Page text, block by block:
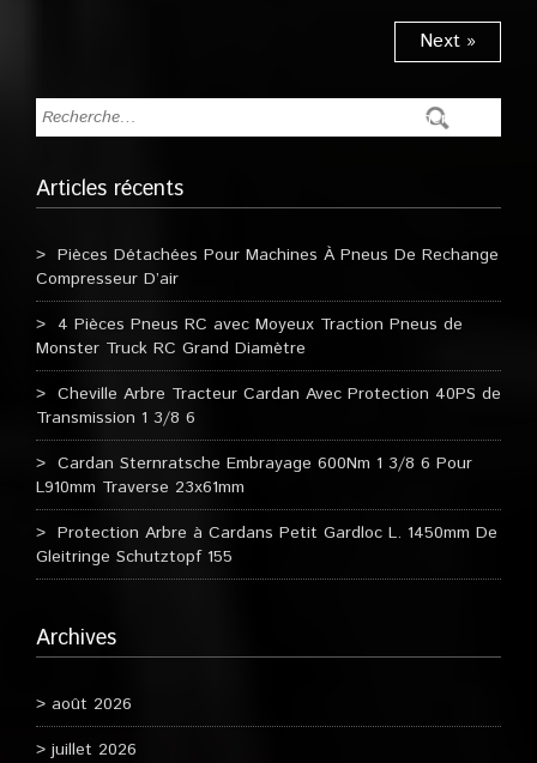
Next »
Articles récents
Pièces Détachées Pour Machines À Pneus De Rechange
Compresseur D’air
4 Pièces Pneus RC avec Moyeux Traction Pneus de
Monster Truck RC Grand Diamètre
Cheville Arbre Tracteur Cardan Avec Protection 40PS de
Transmission 1 3/8 6
Cardan Sternratsche Embrayage 600Nm 1 3/8 6 Pour
L910mm Traverse 23x61mm
Protection Arbre à Cardans Petit Gardloc L. 1450mm De
Gleitringe Schutztopf 155
Archives
août 2026
juillet 2026